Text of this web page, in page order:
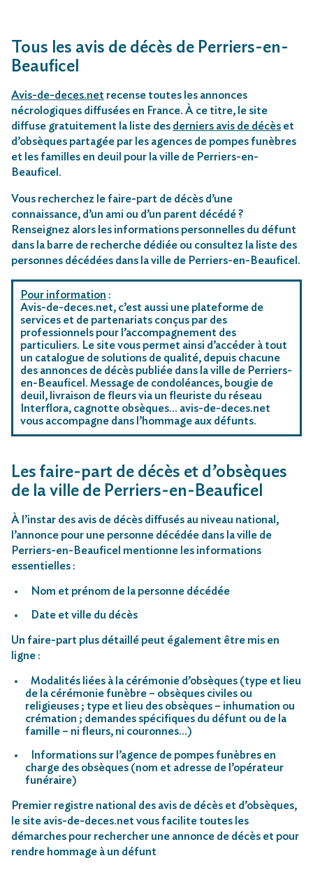
Tous les avis de décès de Perriers-en-
Beauficel
Avis-de-deces.net recense toutes les annonces
nécrologiques diffusées en France. À ce titre, le site
diffuse gratuitement la liste des derniers avis de décès et
d’obsèques partagée par les agences de pompes funèbres
et les familles en deuil pour la ville de Perriers-en-
Beauficel.
Vous recherchez le faire-part de décès d’une
connaissance, d’un ami ou d’un parent décédé ?
Renseignez alors les informations personnelles du défunt
dans la barre de recherche dédiée ou consultez la liste des
personnes décédées dans la ville de Perriers-en-Beauficel.
Pour information :
Avis-de-deces.net, c’est aussi une plateforme de
services et de partenariats conçus par des
professionnels pour l’accompagnement des
particuliers. Le site vous permet ainsi d’accéder à tout
un catalogue de solutions de qualité, depuis chacune
des annonces de décès publiée dans la ville de Perriers-
en-Beauficel. Message de condoléances, bougie de
deuil, livraison de fleurs via un fleuriste du réseau
Interflora, cagnotte obsèques… avis-de-deces.net
vous accompagne dans l’hommage aux défunts.
Les faire-part de décès et d’obsèques
de la ville de Perriers-en-Beauficel
À l’instar des avis de décès diffusés au niveau national,
l’annonce pour une personne décédée dans la ville de
Perriers-en-Beauficel mentionne les informations
essentielles :
Nom et prénom de la personne décédée
Date et ville du décès
Un faire-part plus détaillé peut également être mis en
ligne :
Modalités liées à la cérémonie d’obsèques (type et lieu
de la cérémonie funèbre – obsèques civiles ou
religieuses ; type et lieu des obsèques – inhumation ou
crémation ; demandes spécifiques du défunt ou de la
famille – ni fleurs, ni couronnes…)
Informations sur l’agence de pompes funèbres en
charge des obsèques (nom et adresse de l’opérateur
funéraire)
Premier registre national des avis de décès et d’obsèques,
le site avis-de-deces.net vous facilite toutes les
démarches pour rechercher une annonce de décès et pour
rendre hommage à un défunt